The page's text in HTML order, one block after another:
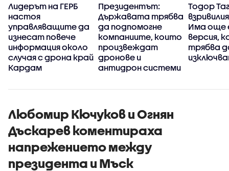
Лидерът на ГЕРБ
настоя
управляващите да
изнесат повече
информация около
случая с дрона край
Кардам
Президентът:
Държавата трябва
да подпомогне
компаниите, които
произвеждат
дронове и
антидрон системи
Тодор
Има още
версия,
трябва
Любомир Кючуков и Огнян
Дъскарев коментираха
напрежението между
президента и Мъск